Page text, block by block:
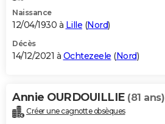
Naissance
12/04/1930 à Lille (Nord)
Décès
14/12/2021 à Ochtezeele (Nord)
Annie OURDOUILLIE (81 ans)
Créer une cagnotte obsèques